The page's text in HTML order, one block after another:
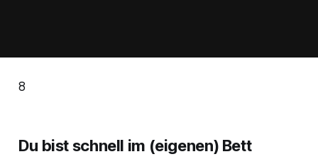
8
Du bist schnell im (eigenen) Bett